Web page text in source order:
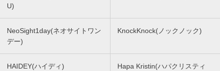
U)
NeoSight1day(ネオサイトワン
デー)
KnockKnock(ノックノック)
HAIDEY(ハイディ)
Hapa Kristin(ハパクリスティ